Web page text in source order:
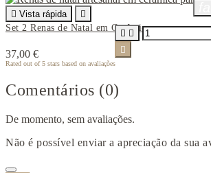
 Vista rápida

Set 2 Renas de Natal em Cerâmica
37,00 €
Rated out of 5 stars based on avaliações
 

Comentários (0)
De momento, sem avaliações.
Não é possível enviar a apreciação da sua